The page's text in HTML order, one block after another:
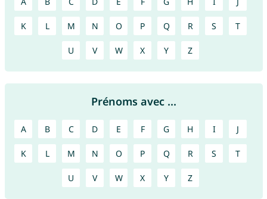
K L M N O P Q R S T
U V W X Y Z
Prénoms avec ...
A B C D E F G H I J
K L M N O P Q R S T
U V W X Y Z